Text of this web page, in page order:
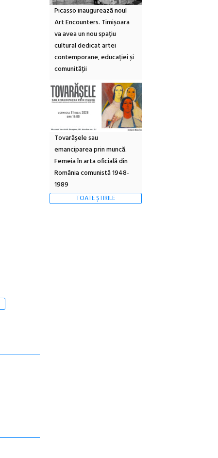
Picasso inaugurează noul
Art Encounters. Timișoara
va avea un nou spațiu
cultural dedicat artei
contemporane, educației și
comunității
Tovarășele sau
emanciparea prin muncă.
Femeia în arta oficială din
România comunistă 1948-
1989
TOATE ȘTIRILE